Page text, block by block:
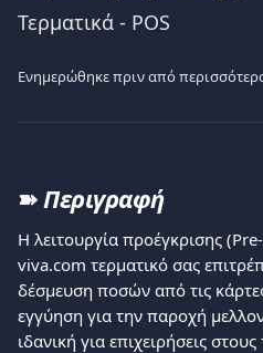
Τερματικά - POS
Ενημερώθηκε πριν από
➽ Περιγραφή
Η λειτουργία προέγκρισης
viva.com τερματικό σας
δέσμευση ποσών από τις
εγγύηση για την παροχή
ιδανική για επιχειρήσεις